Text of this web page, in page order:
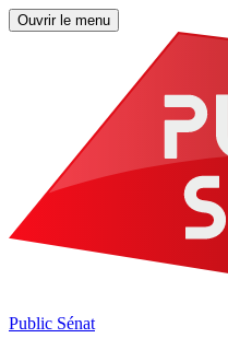
Ouvrir le menu
Public Sénat